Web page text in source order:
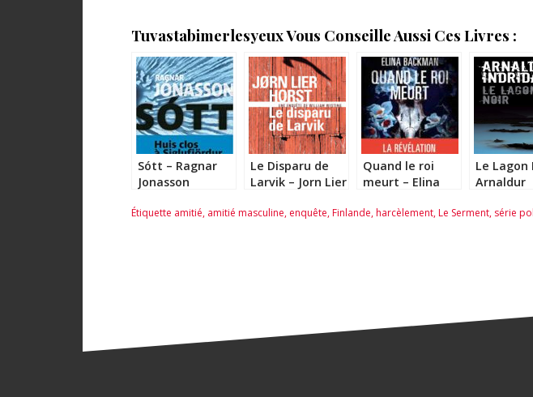
Tuvastabimerlesyeux Vous Conseille Aussi Ces Livres :
Sótt – Ragnar
Jonasson
Le Disparu de
Larvik – Jorn Lier
Quand le roi
meurt – Elina
Le Lagon
Arnaldur
Étiquette amitié, amitié masculine, enquête,Finlande,harcèlement,Le Serment, série